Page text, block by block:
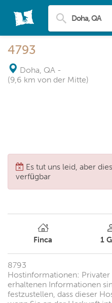
4793
Doha, QA -
(9,6 km von der Mitte)
Es tut uns leid, aber
verfügbar
Finca 1
8793
Hostinformationen:
erhaltenen Informationen
festzustellen, dass dieser